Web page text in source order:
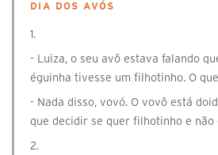
DIA DOS AVÓS
1.
- Luiza, o seu avô estava falando
éguinha tivesse um filhotinho. O
- Nada disso, vovó. O vovô está
que decidir se quer filhotinho e não
2.